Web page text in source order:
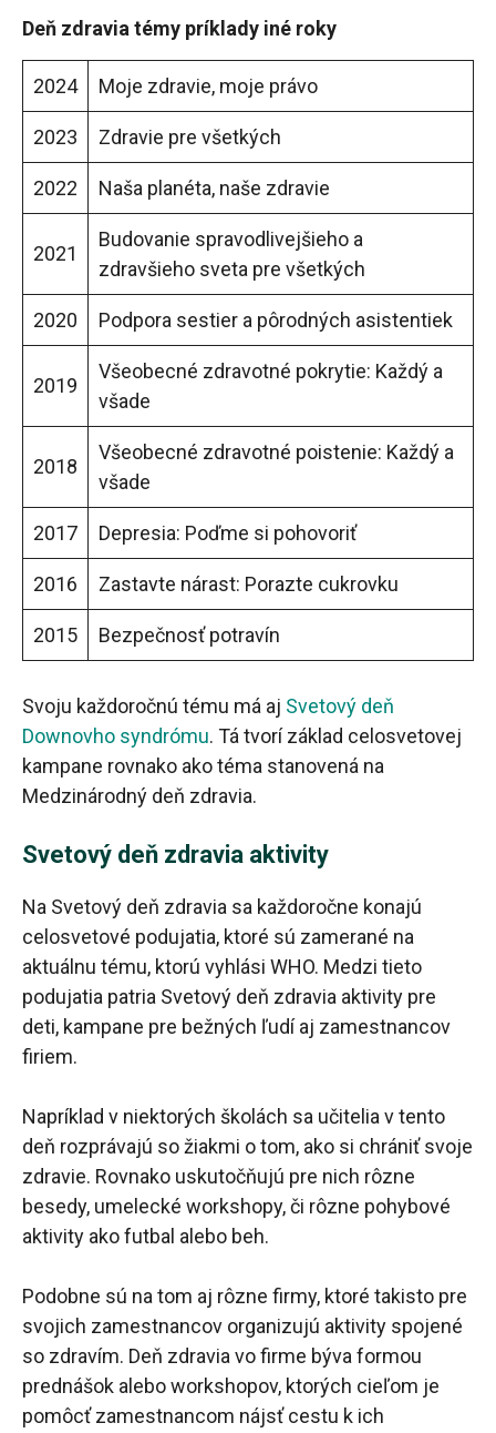
Deň zdravia témy príklady iné roky
2024 Moje zdravie, moje právo
2023 Zdravie pre všetkých
2022 Naša planéta, naše zdravie
2021
Budovanie spravodlivejšieho a
zdravšieho sveta pre všetkých
2020 Podpora sestier a pôrodných asistentiek
2019
Všeobecné zdravotné pokrytie: Každý a
všade
2018
Všeobecné zdravotné poistenie: Každý a
všade
2017 Depresia: Poďme si pohovoriť
2016 Zastavte nárast: Porazte cukrovku
2015 Bezpečnosť potravín
Svoju každoročnú tému má aj Svetový deň
Downovho syndrómu. Tá tvorí základ celosvetovej
kampane rovnako ako téma stanovená na
Medzinárodný deň zdravia.
Svetový deň zdravia aktivity
Na Svetový deň zdravia sa každoročne konajú
celosvetové podujatia, ktoré sú zamerané na
aktuálnu tému, ktorú vyhlási WHO. Medzi tieto
podujatia patria Svetový deň zdravia aktivity pre
deti, kampane pre bežných ľudí aj zamestnancov
firiem.
Napríklad v niektorých školách sa učitelia v tento
deň rozprávajú so žiakmi o tom, ako si chrániť svoje
zdravie. Rovnako uskutočňujú pre nich rôzne
besedy, umelecké workshopy, či rôzne pohybové
aktivity ako futbal alebo beh.
Podobne sú na tom aj rôzne firmy, ktoré takisto pre
svojich zamestnancov organizujú aktivity spojené
so zdravím. Deň zdravia vo firme býva formou
prednášok alebo workshopov, ktorých cieľom je
pomôcť zamestnancom nájsť cestu k ich